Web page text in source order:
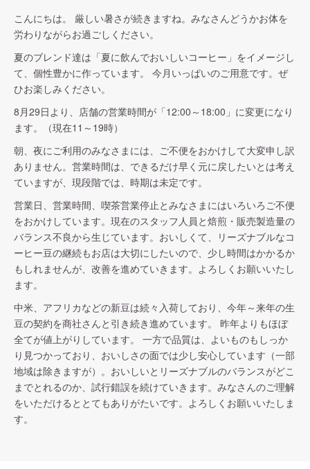
こんにちは。 厳しい暑さが続きますね。みなさんどうかお体を
労わりながらお過ごしください。
夏のブレンド達は「夏に飲んでおいしいコーヒー」をイメージし
て、個性豊かに作っています。 今月いっぱいのご用意です。ぜ
ひお楽しみください。
8月29日より、店舗の営業時間が「12:00～18:00」に変更になり
ます。（現在11～19時）
朝、夜にご利用のみなさまには、ご不便をおかけして大変申し訳
ありません。営業時間は、できるだけ早く元に戻したいとは考え
ていますが、現段階では、時期は未定です。
営業日、営業時間、喫茶営業停止とみなさまにはいろいろご不便
をおかけしています。現在のスタッフ人員と焙煎・販売製造量の
バランス不良から生じています。おいしくて、リーズナブルなコ
ーヒー豆の継続もお店は大切にしたいので、少し時間はかかるか
もしれませんが、改善を進めていきます。よろしくお願いいたし
ます。
中米、アフリカなどの新豆は続々入荷しており、今年～来年の生
豆の契約を商社さんと引き続き進めています。 昨年よりもほぼ
全てが値上がりしています。 一方で品質は、よいものもしっか
り見つかっており、おいしさの面では少し安心しています（一部
地域は除きますが）。おいしいとリーズナブルのバランスがどこ
までとれるのか、試行錯誤を続けていきます。みなさんのご理解
をいただけるととてもありがたいです。よろしくお願いいたしま
す。